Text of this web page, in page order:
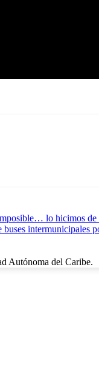
lo hicimos
buses intermunicipales
Autónoma del Caribe.